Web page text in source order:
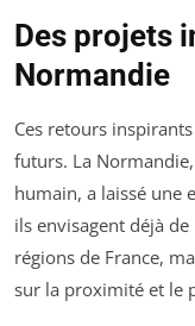
Des projets
Normandie
Ces retours
futurs. La
humain, a laissé une
ils envisagent déjà
régions de France,
sur la proximité et le